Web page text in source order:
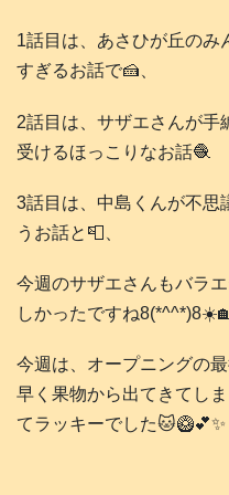
1話目は、あさひが丘のみ
すぎるお話で🍰、
2話目は、サザエさんが手
受けるほっこりなお話🧶
3話目は、中島くんが不思
うお話と📮、
今週のサザエさんもバラ
しかったですね
今週は、オープニングの
早く果物から出てきてし
てラッキーでした🐱🥝💕✨️